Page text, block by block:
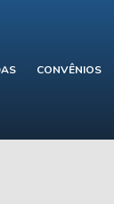
CONVÊNIOS